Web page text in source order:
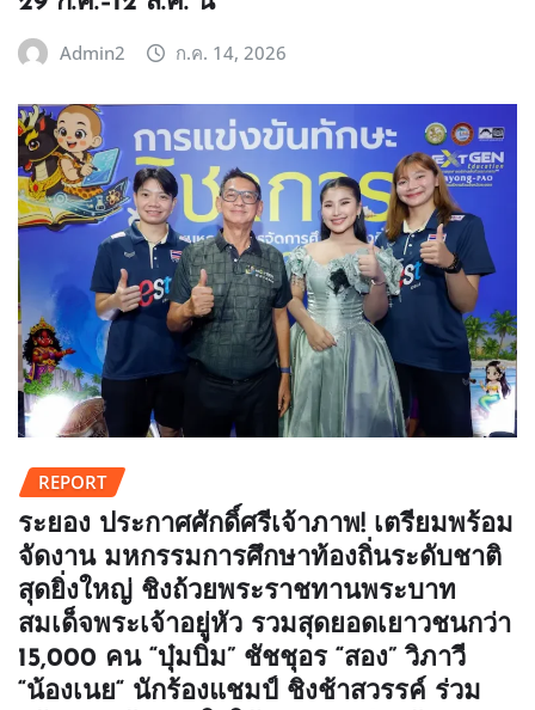
Admin2 ก.ค. 14, 2026
REPORT
ระยอง ประกาศศักดิ์ศรีเจ้าภาพ! เตรียมพร้อม
จัดงาน มหกรรมการศึกษาท้องถิ่นระดับชาติ
สุดยิ่งใหญ่ ชิงถ้วยพระราชทานพระบาท
สมเด็จพระเจ้าอยู่หัว รวมสุดยอดเยาวชนกว่า
15,000 คน “บุ๋มบิ๋ม” ชัชชุอร “สอง” วิภาวี
“น้องเนย“ นักร้องแชมป์ ชิงช้าสวรรค์ ร่วม